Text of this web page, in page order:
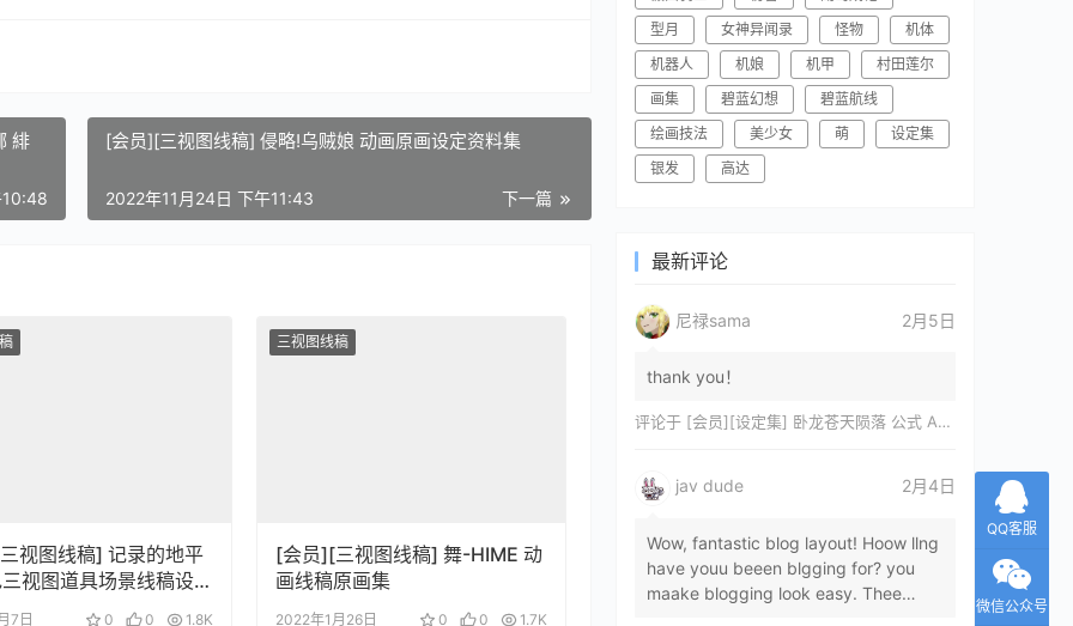
緋
10:48
[会员][三视图线稿] 侵略!乌贼娘 动画原画设定资料集
下一篇
2022年11月24日 下午11:43
视图线稿] 记录的地平
7日 0 0 1.8K
三视图线稿
[会员][三视图线稿] 舞-HIME 动
画线稿原画集
2022年1月26日 0 0 1.7K
型月
女神异闻录 怪物
机体
机器人
机娘 机甲
村田莲尔
画集
碧蓝幻想
碧蓝航线
绘画技法
美少女 萌
设定集
银发
高达
最新评论
尼禄sama 2月5日
thank you！
评论于 [会员][设定集] 卧龙苍天陨落 公式 ARTWORKS[DL]
jav dude 2月4日
Wow, fantastic blog layout! Hoow llng
have youu beeen blgging for? you
maake blogging look easy. Thee
QQ客服
微信公众号